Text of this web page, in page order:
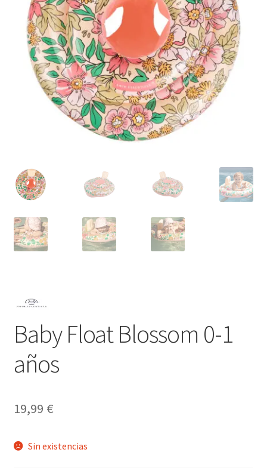
Baby Float Blossom 0-1
años
19,99 €
Sin existencias